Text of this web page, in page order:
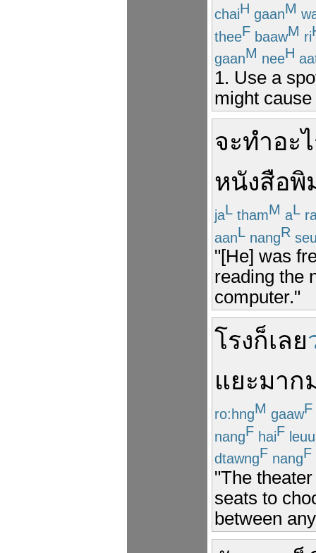
chaiH gaanM
theeF baawM ri
gaanM neeH
1. Use a
might
จะทำอะ
หนังสือพิ
jaL thamM aL
aanL nangR
"[He] was
reading the
computer."
โรงก็เลย
แยะมาก
ro:hngM gaawF
nangF haiF
dtawngF nangF
"The
seats to
between